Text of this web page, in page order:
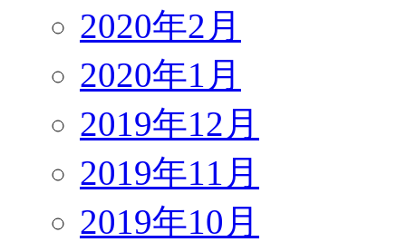
2020年2月
2020年1月
2019年12月
2019年11月
2019年10月